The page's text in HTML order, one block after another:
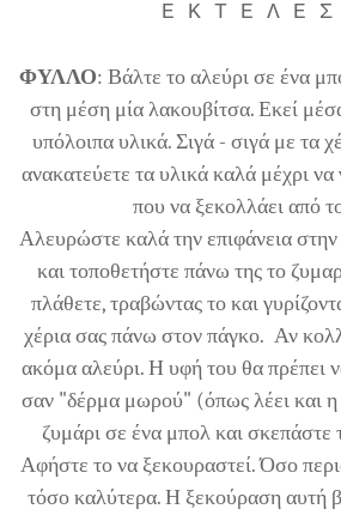
E K T E Λ Ε Σ
ΦΥΛΛΟ: Βάλτε το αλεύρι σε ένα
στη μέση μία λακουβίτσα. Εκεί
υπόλοιπα υλικά. Σιγά - σιγά με τα
ανακατεύετε τα υλικά καλά μέχρι να
που να ξεκολλάει από
Αλευρώστε καλά την επιφάνεια στην
και τοποθετήστε πάνω της το
πλάθετε, τραβώντας το και
χέρια σας πάνω στον πάγκο. Αν
ακόμα αλεύρι. Η υφή του θα πρέπει
σαν "δέρμα μωρού" (όπως λέει και
ζυμάρι σε ένα μπολ και σκεπάστε
Αφήστε το να ξεκουραστεί. Όσο
τόσο καλύτερα. Η ξεκούραση αυτή